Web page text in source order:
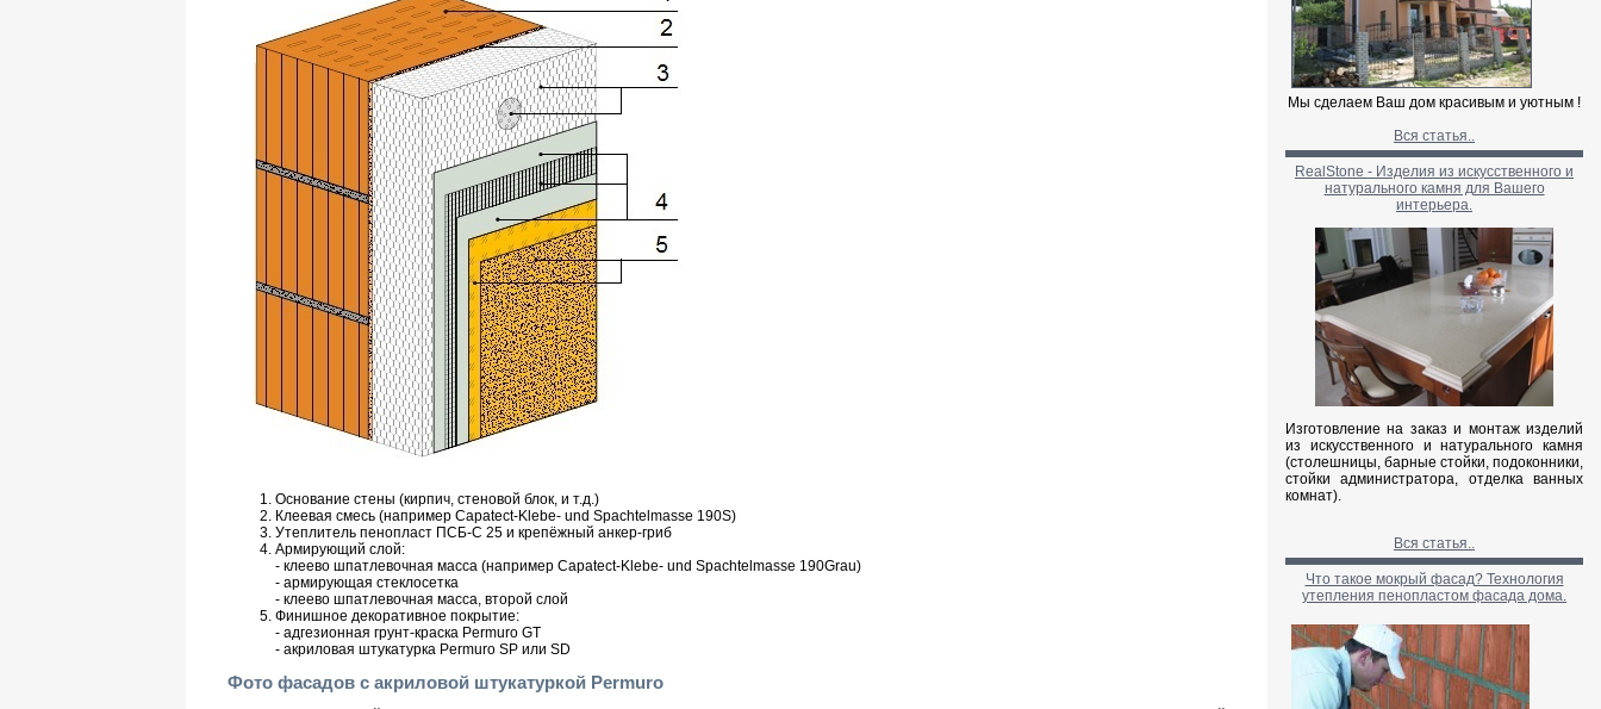
Основание стены (кирпич, стеновой блок, и т.д.)
Клеевая смесь (например Capatect-Klebe- und Spachtelmasse 190S)
Утеплитель пенопласт ПСБ-С 25 и крепёжный анкер-гриб
Армирующий слой:
- клеево шпатлевочная масса (например Capatect-Klebe- und Spachtelmasse 190Grau)
- армирующая стеклосетка
- клеево шпатлевочная масса, второй слой
Финишное декоративное покрытие:
- адгезионная грунт-краска Permuro GT
- акриловая штукатурка Permuro SP или SD
Фото фасадов с акриловой штукатуркой Permuro
Мы сделаем Ваш дом красивым и уютным !
Вся статья..
RealStone - Изделия из искусственного и
натурального камня для Вашего
интерьера.
Изготовление на заказ и монтаж изделий
из искусственного и натурального камня
(столешницы, барные стойки, подоконники,
стойки администратора, отделка ванных
комнат).
Вся статья..
Что такое мокрый фасад? Технология
утепления пенопластом фасада дома.